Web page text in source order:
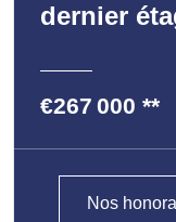
dernier
€267 000 **
Nos